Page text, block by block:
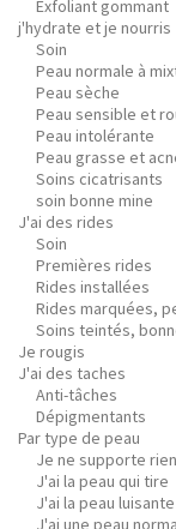
Exfoliant gommant
j'hydrate et je nourris
Soin
Peau normale à
Peau sèche
Peau sensible et
Peau intolérante
Peau grasse et
Soins cicatrisants
soin bonne mine
J'ai des rides
Soin
Premières rides
Rides installées
Rides marquées,
Soins teintés,
Je rougis
J'ai des taches
Anti-tâches
Dépigmentants
Par type de peau
Je ne supporte rien
J'ai la peau qui tire
J'ai la peau
J'ai une peau